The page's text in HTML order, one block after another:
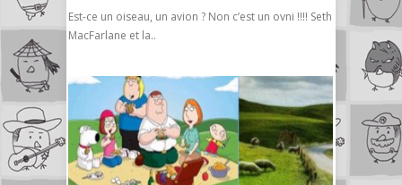
Est-ce un oiseau, un avion ? Non c’est un ovni !!!! Seth
MacFarlane et la..